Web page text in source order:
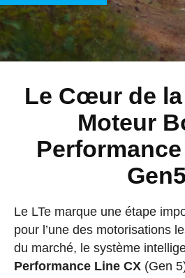
Le Cœur de
Moteur
Gen5
Le LTe marque une étape
pour l’une des motorisations
du marché, le système
Performance Line CX (Gen